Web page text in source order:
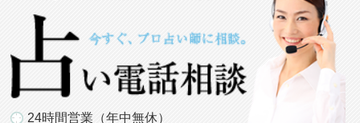
24時間営業（年中無休）